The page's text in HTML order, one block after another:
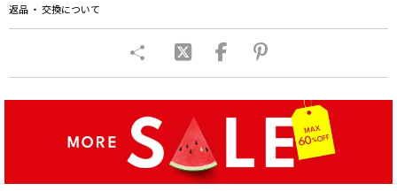
返品 ・ 交換について